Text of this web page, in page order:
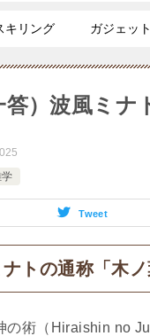
キリング ガジェット
答）波風ミナ
Tweet
トの通称「木
の術（Hiraishin no